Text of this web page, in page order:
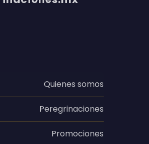
Quienes somos
Peregrinaciones
Promociones